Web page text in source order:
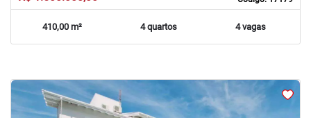
410,00 m² 4 quartos 4 vagas